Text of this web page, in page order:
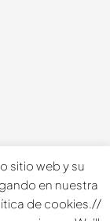
sitio web y su
en nuestra
de cookies.//